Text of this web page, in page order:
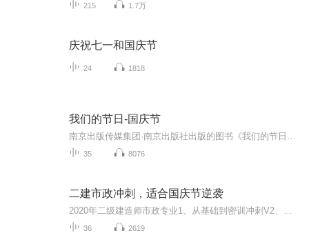
215 1.7万
庆祝七一和国庆节
24 1818
我们的节日-国庆节
35 8076
二建市政冲刺，适合国庆节逆袭
36 2619